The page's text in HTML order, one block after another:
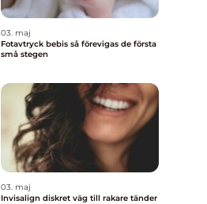
03. maj
Fotavtryck bebis så förevigas de första
små stegen
03. maj
Invisalign diskret väg till rakare tänder